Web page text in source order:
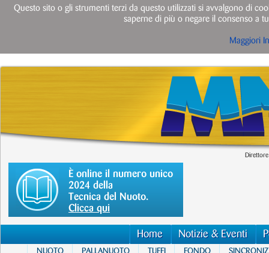
È online il numero unico
2024 della
Tecnica del Nuoto.
Clicca qui
Home Notizie & Eventi
NUOTO PALLANUOTO TUFFI FONDO
Questo sito o gli strumenti terzi da questo utilizzati si avvalgono di
saperne di più o negare il consenso a
Maggiori